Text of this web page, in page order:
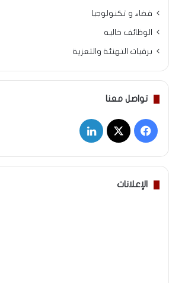
فضاء و تكنولوجيا
الوظائف خاليه
برقيات التهنئة والتعزية
تواصل معنا
فيسبوك
‫X لينكدإن
الإعلانات